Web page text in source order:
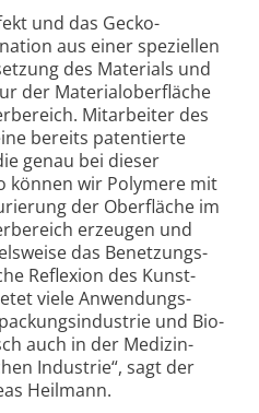
und das Gecko­
aus einer speziellen
des Materials und
der Material­oberfläche
Mitarbeiter des
bereits patentierte
genau bei dieser
können wir Polymere mit
der Oberfläche im
erzeugen und
das Benetzungs­
Reflexion des Kunst­
viele Anwendungs­
und Bio­
auch in der Medizin­
Industrie“, sagt der
Heilmann.